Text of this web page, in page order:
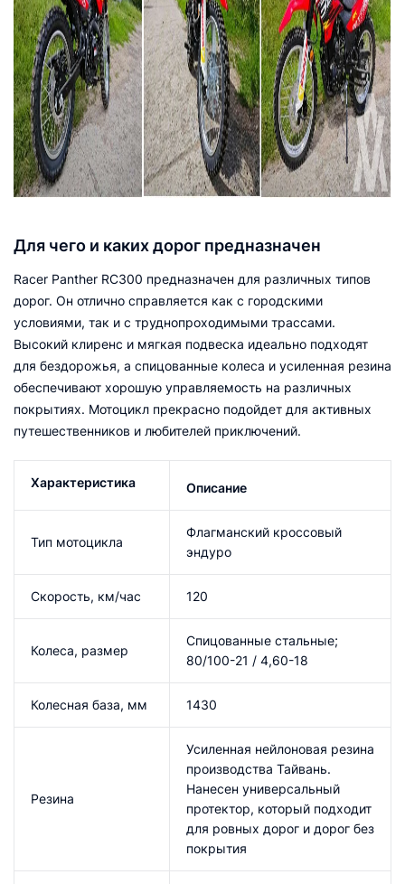
Для чего и каких дорог предназначен
Racer Panther RC300 предназначен для различных типов
дорог. Он отлично справляется как с городскими
условиями, так и с труднопроходимыми трассами.
Высокий клиренс и мягкая подвеска идеально подходят
для бездорожья, а спицованные колеса и усиленная резина
обеспечивают хорошую управляемость на различных
покрытиях. Мотоцикл прекрасно подойдет для активных
путешественников и любителей приключений.
Характеристика Описание
Тип мотоцикла
Флагманский кроссовый
эндуро
Скорость, км/час 120
Колеса, размер
Спицованные стальные;
80/100-21 / 4,60-18
Колесная база, мм 1430
Резина
Усиленная нейлоновая резина
производства Тайвань.
Нанесен универсальный
протектор, который подходит
для ровных дорог и дорог без
покрытия